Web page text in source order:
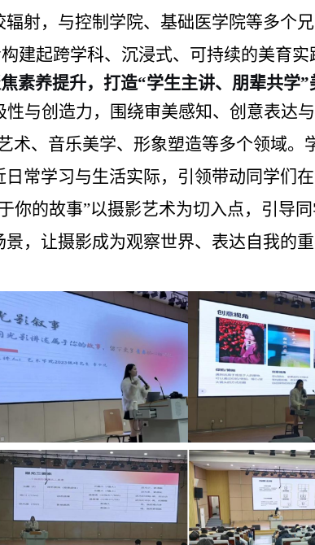
射，与控制学院、基础医学院等多个
建起跨学科、沉浸式、可持续的美育实
素养提升，打造“学生主讲、朋辈共学”
与创造力，围绕审美感知、创意表达
术、音乐美学、形象塑造等多个领域
常学习与生活实际，引领带动同学们
的故事”以摄影艺术为切入点，引导
，让摄影成为观察世界、表达自我的